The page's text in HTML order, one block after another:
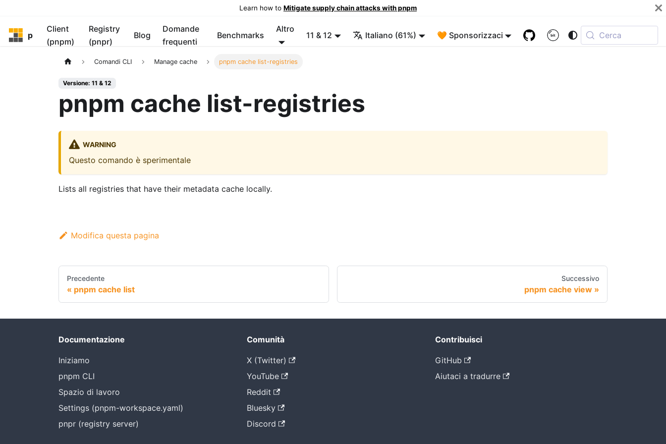
Learn how to Mitigate supply chain attacks with pnpm
Client
(pnpm)
Registry
(pnpr)
Blog
Domande
frequenti
Benchmarks
Altro
11 & 12 Italiano (61%) 🧡 Sponsorizzaci Cerca
Comandi CLI Manage cache pnpm cache list-registries
Versione: 11 & 12
pnpm cache list-registries
WARNING
Questo comando è sperimentale
Lists all registries that have their metadata cache locally.
Modifica questa pagina
Precedente
pnpm cache list
Successivo
pnpm cache view
Documentazione
Iniziamo
pnpm CLI
Spazio di lavoro
Settings (pnpm-workspace.yaml)
pnpr (registry server)
Comunità
X (Twitter)
YouTube
Reddit
Bluesky
Discord
Contribuisci
GitHub
Aiutaci a tradurre